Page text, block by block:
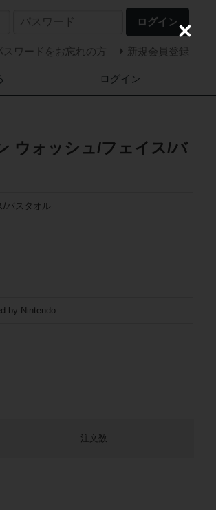
ログイン
スワードをお忘れの方 新規会員登録
ログイン
ウォッシュ/フェイス/バ
/バスタオル
by Nintendo
注文数
C
l
o